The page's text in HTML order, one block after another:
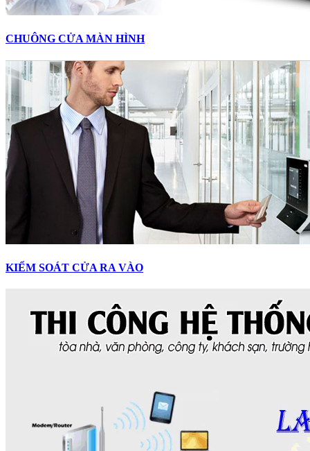
CHUÔNG CỬA MÀN HÌNH
KIỂM SOÁT CỬA RA VÀO